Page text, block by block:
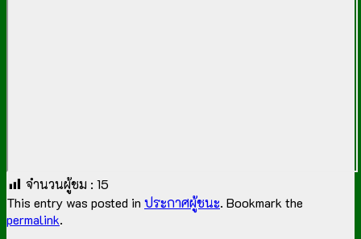
จำนวนผู้ชม : 15
This entry was posted in ประกาศผู้ชนะ. Bookmark the
permalink.